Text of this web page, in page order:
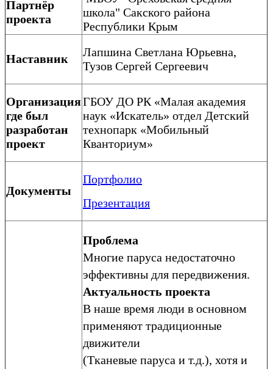
Партнёр
проекта
школа" Сакского района
Республики Крым
Наставник
Лапшина Светлана Юрьевна,
Тузов Сергей Сергеевич
Организация
где был
разработан
проект
ГБОУ ДО РК «Малая академия
наук «Искатель» отдел Детский
технопарк «Мобильный
Кванториум»
Документы
Портфолио
Презентация
Проблема
Многие паруса недостаточно
эффективны для передвижения.
Актуальность проекта
В наше время люди в основном
применяют традиционные
движители
(Тканевые паруса и т.д.), хотя и